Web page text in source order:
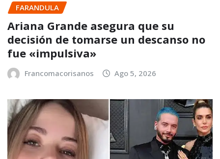
FARANDULA
Ariana Grande asegura que su
decisión de tomarse un descanso no
fue «impulsiva»
Francomacorisanos Ago 5, 2026